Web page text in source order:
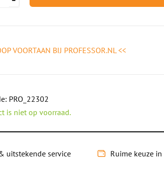
VOORTAAN BIJ PROFESSOR.NL <<
PRO_22302
is niet op voorraad.
uitstekende service Ruime keuze in